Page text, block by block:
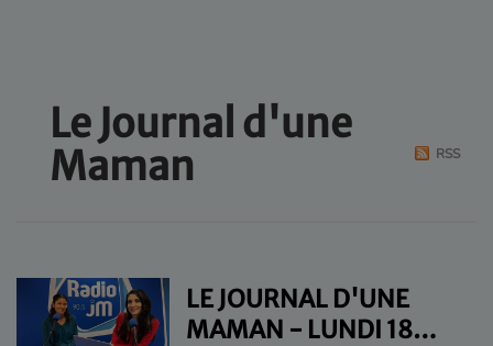
Le Journal d'une
Maman
RSS
LE JOURNAL D'UNE
MAMAN - LUNDI 18